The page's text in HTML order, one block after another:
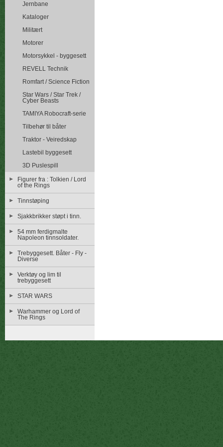
Jernbane
Kataloger
Militært
Motorer
Motorsykkel - byggesett
REVELL Technik
Romfart / Science Fiction
Star Wars / Star Trek /
Cyber Beasts
TAMIYA Robocraft-serie
Tilbehør til båter
Traktor - Veiredskap
Lastebil byggesett
3D Puslespill
Figurer fra : Tolkien / Lord
of the Rings
Tinnstøping
Sjakkbrikker støpt i tinn.
54 mm ferdigmalte
Napoleon tinnsoldater.
Trebyggesett. Båter - Fly -
Diverse
Verktøy og lim til
trebyggesett
STAR WARS
Warhammer og Lord of
The Rings